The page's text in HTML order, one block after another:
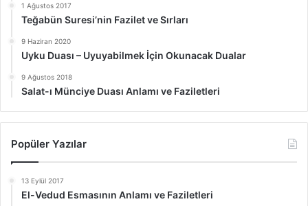
1 Ağustos 2017
Teğabün Suresi’nin Fazilet ve Sırları
9 Haziran 2020
Uyku Duası – Uyuyabilmek İçin Okunacak Dualar
9 Ağustos 2018
Salat-ı Münciye Duası Anlamı ve Faziletleri
Popüler Yazılar
13 Eylül 2017
El-Vedud Esmasının Anlamı ve Faziletleri